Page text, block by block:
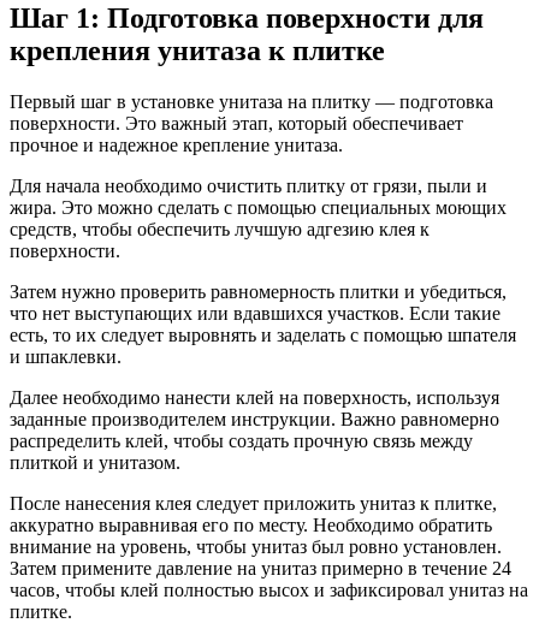
Шаг 1: Подготовка поверхности для
крепления унитаза к плитке
Первый шаг в установке унитаза на плитку — подготовка
поверхности. Это важный этап, который обеспечивает
прочное и надежное крепление унитаза.
Для начала необходимо очистить плитку от грязи, пыли и
жира. Это можно сделать с помощью специальных моющих
средств, чтобы обеспечить лучшую адгезию клея к
поверхности.
Затем нужно проверить равномерность плитки и убедиться,
что нет выступающих или вдавшихся участков. Если такие
есть, то их следует выровнять и заделать с помощью шпателя
и шпаклевки.
Далее необходимо нанести клей на поверхность, используя
заданные производителем инструкции. Важно равномерно
распределить клей, чтобы создать прочную связь между
плиткой и унитазом.
После нанесения клея следует приложить унитаз к плитке,
аккуратно выравнивая его по месту. Необходимо обратить
внимание на уровень, чтобы унитаз был ровно установлен.
Затем примените давление на унитаз примерно в течение 24
часов, чтобы клей полностью высох и зафиксировал унитаз на
плитке.